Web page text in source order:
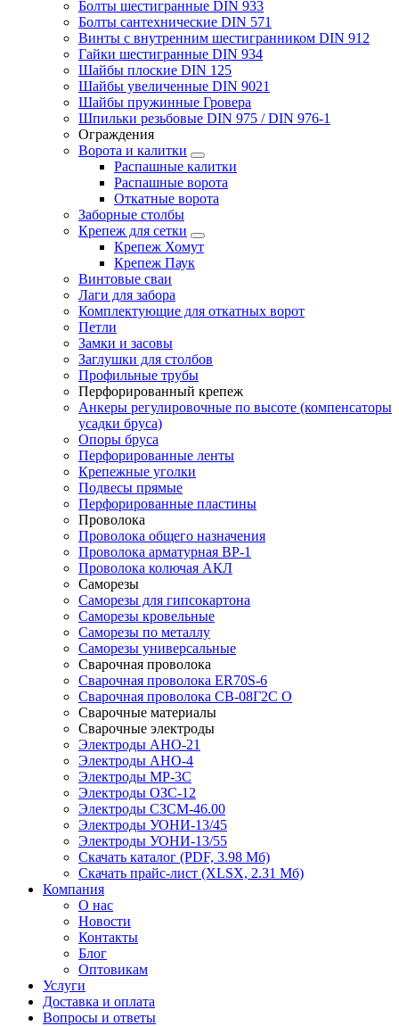
Болты шестигранные DIN 933
Болты сантехнические DIN 571
Винты с внутренним шестигранником DIN 912
Гайки шестигранные DIN 934
Шайбы плоские DIN 125
Шайбы увеличенные DIN 9021
Шайбы пружинные Гровера
Шпильки резьбовые DIN 975 / DIN 976-1
Ограждения
Ворота и калитки
Распашные калитки
Распашные ворота
Откатные ворота
Заборные столбы
Крепеж для сетки
Крепеж Хомут
Крепеж Паук
Винтовые сваи
Лаги для забора
Комплектующие для откатных ворот
Петли
Замки и засовы
Заглушки для столбов
Профильные трубы
Перфорированный крепеж
Анкеры регулировочные по высоте (компенсаторы
усадки бруса)
Опоры бруса
Перфорированные ленты
Крепежные уголки
Подвесы прямые
Перфорированные пластины
Проволока
Проволока общего назначения
Проволока арматурная ВР-1
Проволока колючая АКЛ
Саморезы
Саморезы для гипсокартона
Саморезы кровельные
Саморезы по металлу
Саморезы универсальные
Сварочная проволока
Сварочная проволока ER70S-6
Сварочная проволока СВ-08Г2С О
Сварочные материалы
Сварочные электроды
Электроды АНО-21
Электроды АНО-4
Электроды МР-3С
Электроды ОЗС-12
Электроды СЗСМ-46.00
Электроды УОНИ-13/45
Электроды УОНИ-13/55
Скачать каталог (PDF, 3.98 Мб)
Скачать прайс-лист (XLSX, 2.31 Мб)
Компания
О нас
Новости
Контакты
Блог
Оптовикам
Услуги
Доставка и оплата
Вопросы и ответы